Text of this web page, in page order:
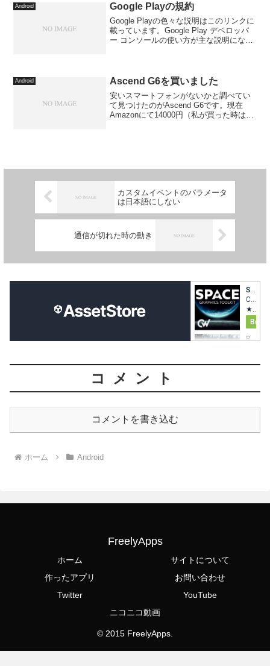
Android Google Playの規約
Google Playの色々な説明はこのリンクに
載っています。Google Play デベロッパ
ー コンソールの使い方が主な説明になり
Android Ascend G6を買いました
安いスマートフォンがないかと調べてい
て見つけたのがAscend G6です。現在
Amazonにて14000円（私が買った時は
カスタムイベントのパラメータ
は日本語にしない
通信が切れた時の動き
コメント
コメントを書き込む
ホーム Android
FreelyApps
ホーム
サイトについて
作ったアプリ
お問い合わせ
Twitter
YouTube
ニコニコ動画
© 2015 FreelyApps.